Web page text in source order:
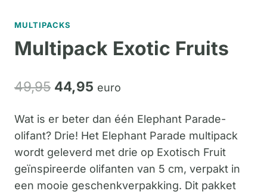
MULTIPACKS
Multipack Exotic Fruits
49,95 Oorspronkelijke
was:
49,95.
44,95 Huidige
is:
44,95.
euro
Wat is er beter dan één Elephant Parade-
olifant? Drie! Het Elephant Parade multipack
wordt geleverd met drie op Exotisch Fruit
geïnspireerde olifanten van 5 cm, verpakt in
een mooie geschenkverpakking. Dit pakket